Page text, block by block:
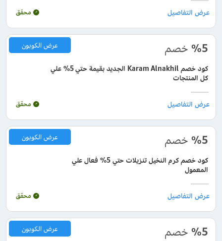
محقق
%5 خصم
كود خصم Karam Alnakhil الجديد بقيمة حتي 5% علي
كل المنتجات
عرض الكوبون
محقق
%5 خصم
كود خصم كرم النخيل تنزيلات حتي 5% فعال علي
المعمول
عرض الكوبون
محقق
%5 خصم عرض الكوبون